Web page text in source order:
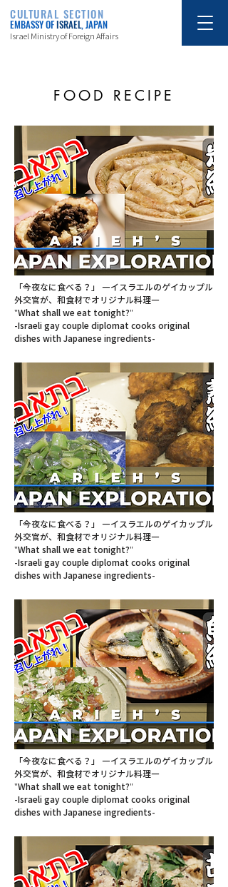
CULTURAL SECTION
EMBASSY OFISRAEL, JAPAN
Israel Ministry of Foreign Affairs
FOOD RECIPE
「今夜なに食べる？」 ―イスラエルのゲイカップル
外交官が、和食材でオリジナル料理―
"What shall we eat tonight?"
-Israeli gay couple diplomat cooks original
dishes with Japanese ingredients-
「今夜なに食べる？」 ―イスラエルのゲイカップル
外交官が、和食材でオリジナル料理―
"What shall we eat tonight?"
-Israeli gay couple diplomat cooks original
dishes with Japanese ingredients-
「今夜なに食べる？」 ―イスラエルのゲイカップル
外交官が、和食材でオリジナル料理―
"What shall we eat tonight?"
-Israeli gay couple diplomat cooks original
dishes with Japanese ingredients-